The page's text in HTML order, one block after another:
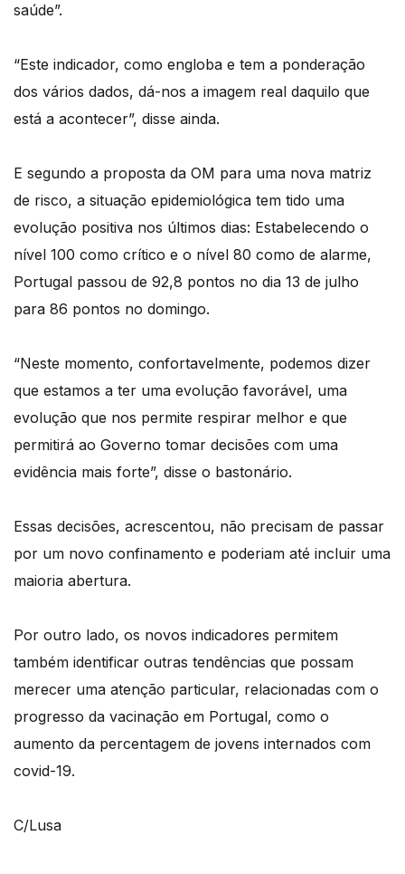
saúde”.
“Este indicador, como engloba e tem a ponderação
dos vários dados, dá-nos a imagem real daquilo que
está a acontecer”, disse ainda.
E segundo a proposta da OM para uma nova matriz
de risco, a situação epidemiológica tem tido uma
evolução positiva nos últimos dias: Estabelecendo o
nível 100 como crítico e o nível 80 como de alarme,
Portugal passou de 92,8 pontos no dia 13 de julho
para 86 pontos no domingo.
“Neste momento, confortavelmente, podemos dizer
que estamos a ter uma evolução favorável, uma
evolução que nos permite respirar melhor e que
permitirá ao Governo tomar decisões com uma
evidência mais forte”, disse o bastonário.
Essas decisões, acrescentou, não precisam de passar
por um novo confinamento e poderiam até incluir uma
maioria abertura.
Por outro lado, os novos indicadores permitem
também identificar outras tendências que possam
merecer uma atenção particular, relacionadas com o
progresso da vacinação em Portugal, como o
aumento da percentagem de jovens internados com
covid-19.
C/Lusa